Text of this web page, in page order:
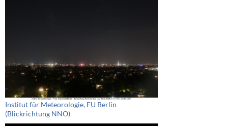
Institut für Meteorologie, FU Berlin
(Blickrichtung NNO)